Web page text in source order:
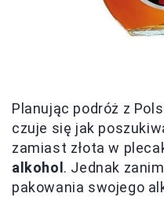
Planując podróż z
czuje się jak
zamiast złota w
alkohol . Jednak
pakowania swojego